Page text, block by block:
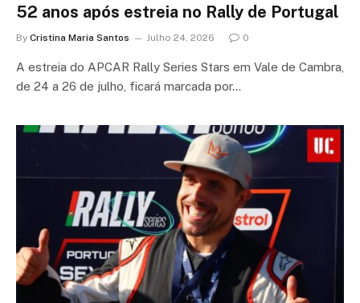
52 anos após estreia no Rally de Portugal
By Cristina Maria Santos Julho 24, 2026 0
A estreia do APCAR Rally Series Stars em Vale de Cambra,
de 24 a 26 de julho, ficará marcada por…